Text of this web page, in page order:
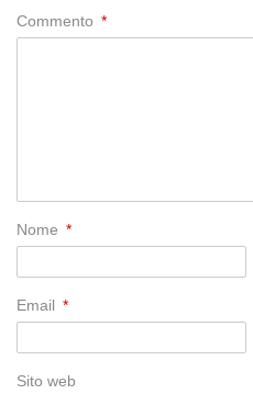
Commento *
Nome *
Email *
Sito web